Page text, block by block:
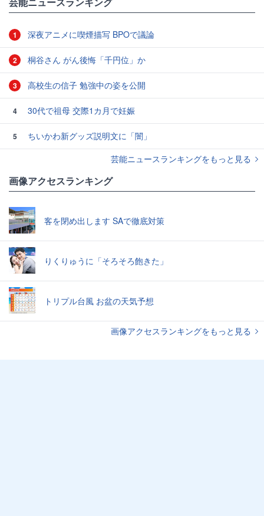
1 深夜アニメに喫煙描写 BPOで議論
2 桐谷さん がん後悔「千円位」か
3 高校生の信子 勉強中の姿を公開
4 30代で祖母 交際1カ月で妊娠
5
ちいかわ新グッズ説明文に「闇」
芸能ニュースランキングをもっと見る
画像アクセスランキング
客を閉め出します SAで徹底対策
りくりゅうに「そろそろ飽きた」
トリプル台風 お盆の天気予想
画像アクセスランキングをもっと見る